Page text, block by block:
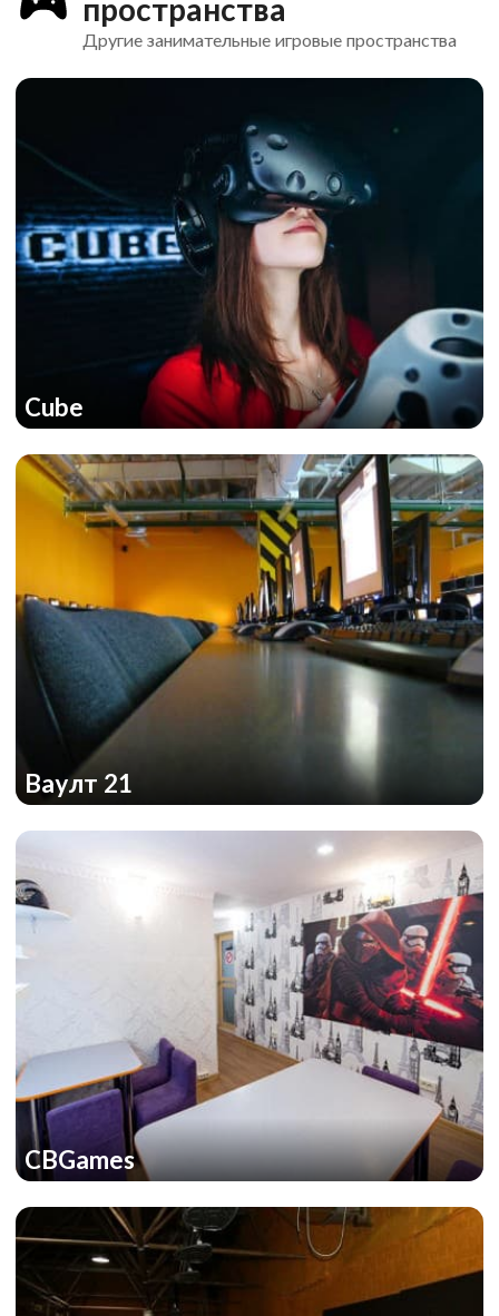
пространства
Другие занимательные игровые пространства
Cube
Ваулт 21
CBGames